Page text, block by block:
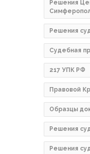
Решения
Решения
Судебная
217 УПК РФ
Правовой
Образцы
Решения
Решения